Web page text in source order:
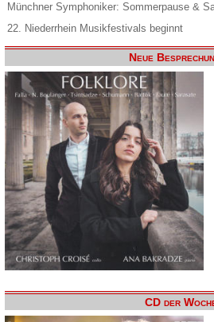
Münchner Symphoniker: Sommerpause &
22. Niederrhein Musikfestivals beginnt
Neue
CD der